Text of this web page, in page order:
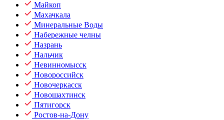
Майкоп
Махачкала
Минеральные Воды
Набережные челны
Назрань
Нальчик
Невинномысск
Новороссийск
Новочеркасск
Новошахтинск
Пятигорск
Ростов-на-Дону